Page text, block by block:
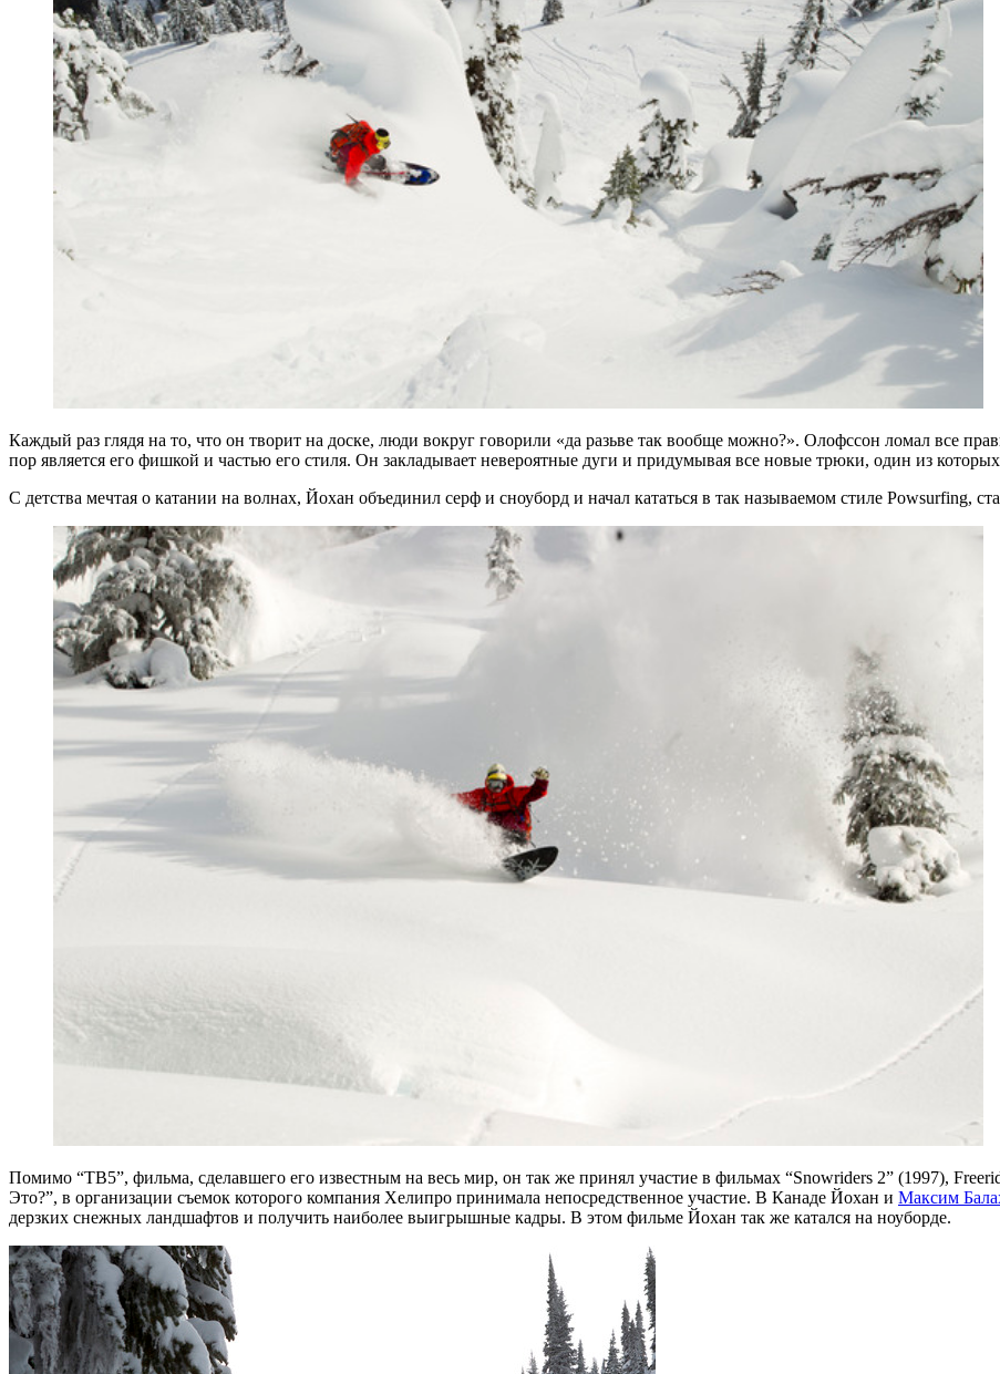
Каждый раз глядя на то, что он творит на доске, люди вокруг говорили «да разьве так вообще можно?». Олофссон ломал все
пор является его фишкой и частью его стиля. Он закладывает невероятные дуги и придумывая все новые трюки, один из
С детства мечтая о катании на волнах, Йохан объединил серф и сноуборд и начал кататься в так называемом стиле Powsurfing,
Помимо “TB5”, фильма, сделавшего его известным на весь мир, он так же принял участие в фильмах “Snowriders 2” (1997),
Это?”, в организации съемок которого компания Хелипро принимала непосредственное участие. В Канаде Йохан и Максим
дерзких снежных ландшафтов и получить наиболее выигрышные кадры. В этом фильме Йохан так же катался на ноуборде.